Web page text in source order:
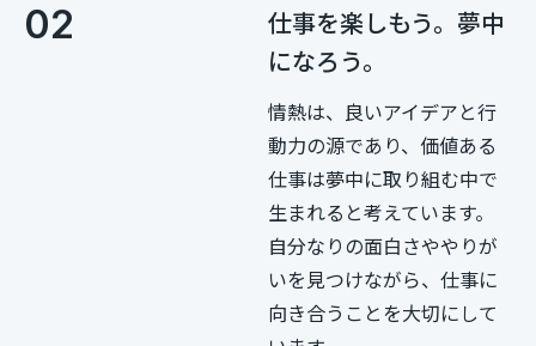
02
仕事を楽しもう。夢中
になろう。
情熱は、良いアイデアと行
動力の源であり、価値ある
仕事は夢中に取り組む中で
生まれると考えています。
自分なりの面白さややりが
いを見つけながら、仕事に
向き合うことを大切にして